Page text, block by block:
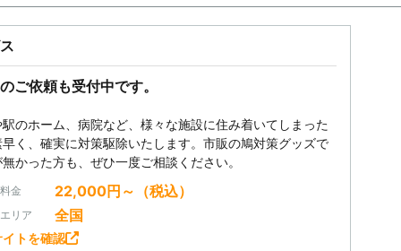
ご依頼も受付中です。
のホーム、病院など、様々な施設に住み着いてしまった
く、確実に対策駆除いたします。市販の鳩対策グッズで
かった方も、ぜひ一度ご相談ください。
金 22,000円～（税込）
リア 全国
トを確認